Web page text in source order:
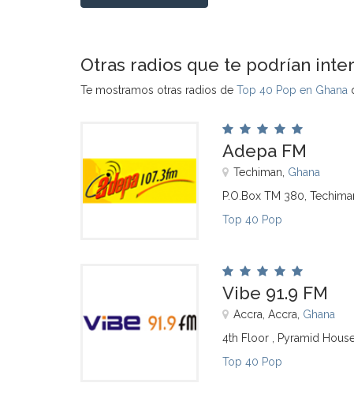
Otras radios que te podrían
Te mostramos otras radios de Top 40 Pop en Ghana
Adepa FM
Techiman, Ghana
P.O.Box TM 380,
Top 40 Pop
Vibe 91.9 FM
Accra, Accra, Ghana
4th Floor , Pyramid
Top 40 Pop